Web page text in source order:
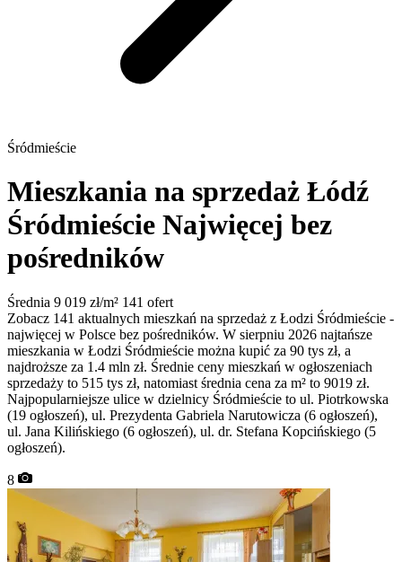
Śródmieście
Mieszkania na sprzedaż Łódź
Śródmieście Najwięcej bez
pośredników
Średnia 9 019 zł/m² 141 ofert
Zobacz 141 aktualnych mieszkań na sprzedaż z Łodzi Śródmieście -
najwięcej w Polsce bez pośredników. W sierpniu 2026 najtańsze
mieszkania w Łodzi Śródmieście można kupić za 90 tys zł, a
najdroższe za 1.4 mln zł. Średnie ceny mieszkań w ogłoszeniach
sprzedaży to 515 tys zł, natomiast średnia cena za m² to 9019 zł.
Najpopularniejsze ulice w dzielnicy Śródmieście to ul. Piotrkowska
(19 ogłoszeń), ul. Prezydenta Gabriela Narutowicza (6 ogłoszeń),
ul. Jana Kilińskiego (6 ogłoszeń), ul. dr. Stefana Kopcińskiego (5
ogłoszeń).
8